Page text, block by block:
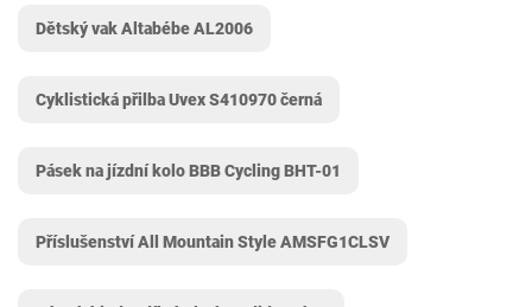
Dětský vak Altabébe AL2006
Cyklistická přilba Uvex ‎S410970 černá
Pásek na jízdní kolo BBB Cycling ‎BHT-01
Příslušenství All Mountain Style AMSFG1CLSV